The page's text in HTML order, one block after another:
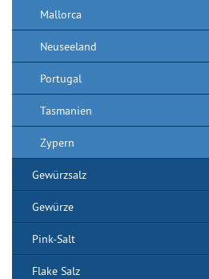
Mallorca
Neuseeland
Portugal
Tasmanien
Zypern
Gewürzsalz
Gewürze
Pink-Salt
Flake Salz